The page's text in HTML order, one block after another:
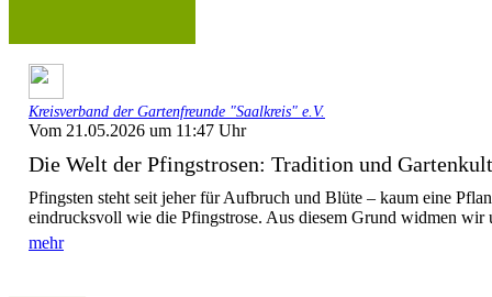
Kreisverband der Gartenfreunde "Saalkreis" e.V.
Vom 21.05.2026 um 11:47 Uhr
Die Welt der Pfingstrosen: Tradition und
Pfingsten steht seit jeher für Aufbruch und Blüte – kaum eine
eindrucksvoll wie die Pfingstrose. Aus diesem Grund widmen wir
mehr